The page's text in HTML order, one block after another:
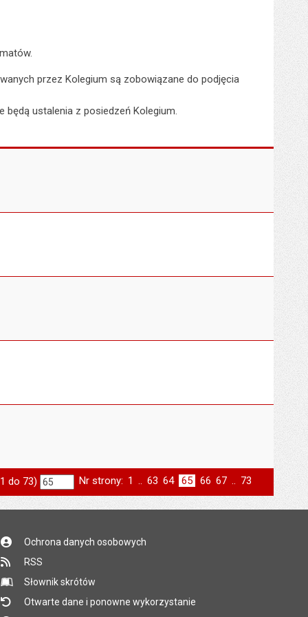
przez Kolegium są zobowiązane do podjęcia
będą ustalenia z posiedzeń Kolegium.
do 73)
Nr strony: Strona
1 .. Strona
63 Strona
64 Strona
65 Strona
66 Strona
67 .. Strona
73
Ochrona danych osobowych
RSS
Słownik skrótów
Otwarte dane i ponowne wykorzystanie